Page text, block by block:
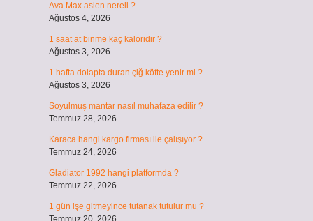
Ava Max aslen nereli ?
Ağustos 4, 2026
1 saat at binme kaç kaloridir ?
Ağustos 3, 2026
1 hafta dolapta duran çiğ köfte yenir mi ?
Ağustos 3, 2026
Soyulmuş mantar nasıl muhafaza edilir ?
Temmuz 28, 2026
Karaca hangi kargo firması ile çalışıyor ?
Temmuz 24, 2026
Gladiator 1992 hangi platformda ?
Temmuz 22, 2026
1 gün işe gitmeyince tutanak tutulur mu ?
Temmuz 20, 2026